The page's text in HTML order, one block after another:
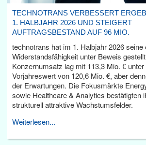
TECHNOTRANS VERBESSERT
1. HALBJAHR 2026 UND STEIGERT
AUFTRAGSBESTAND AUF 96 MIO.
technotrans hat im 1. Halbjahr 2026 seine
Widerstandsfähigkeit unter Beweis
Konzernumsatz lag mit 113,3 Mio. € unter
Vorjahreswert von 120,6 Mio. €, aber
der Erwartungen. Die Fokusmärkte
sowie Healthcare & Analytics bestätigten
strukturell attraktive Wachstumsfelder.
Weiterlesen...